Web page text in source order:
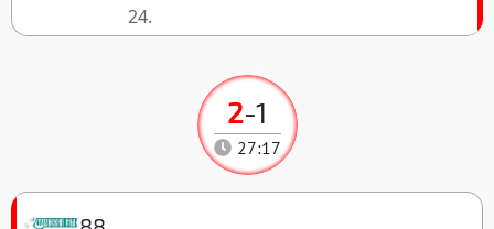
2-1
27:17
24.